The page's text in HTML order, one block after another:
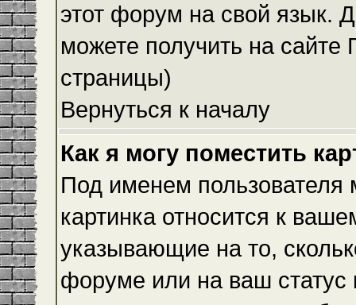
этот форум на свой язык.
можете получить на сайте
страницы)
Вернуться к началу
Как я могу поместить
Под именем пользователя
картинка относится к
указывающие на то,
форуме или на ваш